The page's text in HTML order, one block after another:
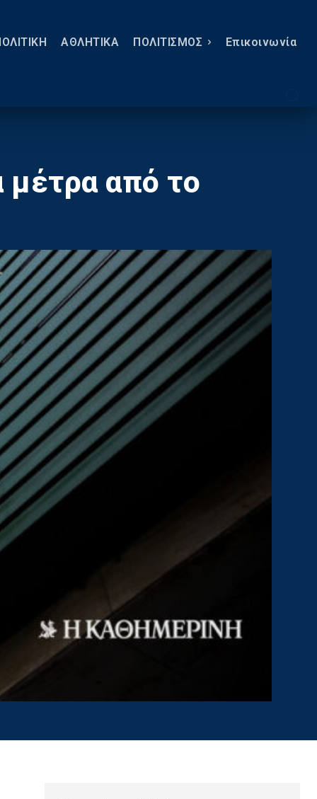
ΑΘΛΗΤΙΚΑ ΠΟΛΙΤΙΣΜΟΣ Eπικοινωνία
μέτρα από το